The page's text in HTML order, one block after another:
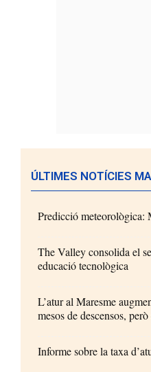
ÚLTIMES NOTÍCIES
Predicció meteorològica:
The Valley consolida el
educació tecnològica
L’atur al Maresme
mesos de descensos,
Informe sobre la taxa